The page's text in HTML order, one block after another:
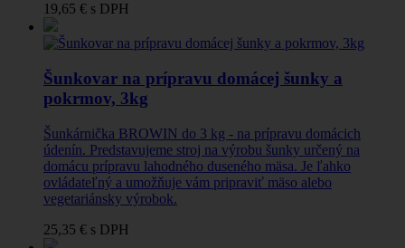
19,65 € s DPH
Šunkovar na prípravu domácej šunky a
pokrmov, 3kg
Šunkárnička BROWIN do 3 kg - na prípravu domácich
údenín. Predstavujeme stroj na výrobu šunky určený na
domácu prípravu lahodného duseného mäsa. Je ľahko
ovládateľný a umožňuje vám pripraviť mäso alebo
vegetariánsky výrobok.
25,35 € s DPH